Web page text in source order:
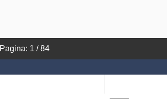
Pagina: 1 /84